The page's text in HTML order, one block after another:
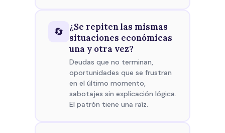
🔄
¿Se repiten las mismas
situaciones económicas
una y otra vez?
Deudas que no terminan,
oportunidades que se frustran
en el último momento,
sabotajes sin explicación lógica.
El patrón tiene una raíz.